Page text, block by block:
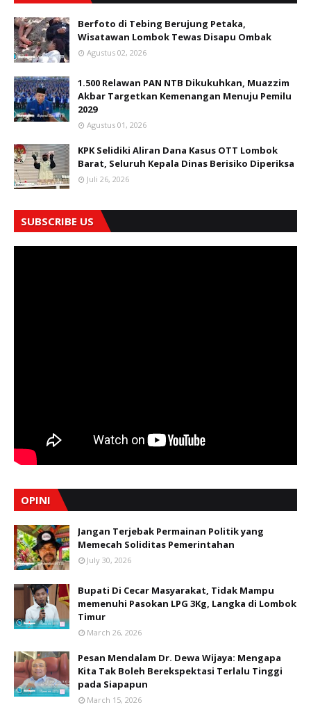
Berfoto di Tebing Berujung Petaka,
Wisatawan Lombok Tewas Disapu Ombak
Agustus 02, 2026
1.500 Relawan PAN NTB Dikukuhkan, Muazzim
Akbar Targetkan Kemenangan Menuju Pemilu
2029
Agustus 01, 2026
KPK Selidiki Aliran Dana Kasus OTT Lombok
Barat, Seluruh Kepala Dinas Berisiko Diperiksa
Juli 26, 2026
SUBSCRIBE US
OPINI
Jangan Terjebak Permainan Politik yang
Memecah Soliditas Pemerintahan
July 30, 2026
Bupati Di Cecar Masyarakat, Tidak Mampu
memenuhi Pasokan LPG 3Kg, Langka di Lombok
Timur
March 26, 2026
Pesan Mendalam Dr. Dewa Wijaya: Mengapa
Kita Tak Boleh Berekspektasi Terlalu Tinggi
pada Siapapun
March 15, 2026